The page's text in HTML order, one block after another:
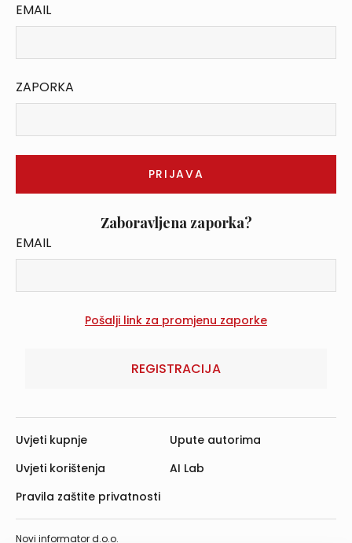
EMAIL
ZAPORKA
Zaboravljena zaporka?
EMAIL
REGISTRACIJA
Novi informator d.o.o.
Uvjeti kupnje
Uvjeti korištenja
Pravila zaštite privatnosti
Upute autorima
AI Lab